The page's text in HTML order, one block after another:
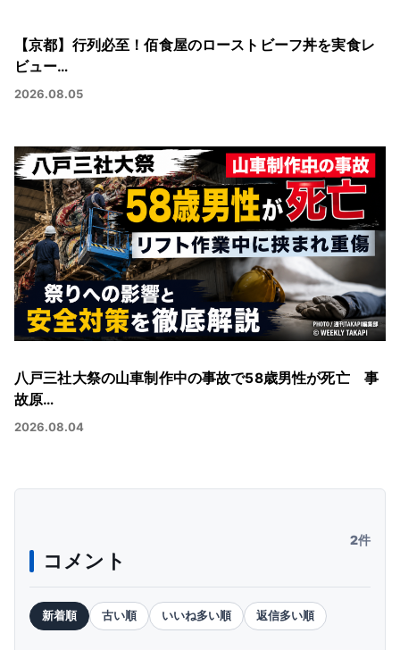
【京都】行列必至！佰食屋のローストビーフ丼を実食レ
ビュー…
2026.08.05
八戸三社大祭の山車制作中の事故で58歳男性が死亡 事
故原…
2026.08.04
コメント
2件
新着順 古い順 いいね多い順 返信多い順